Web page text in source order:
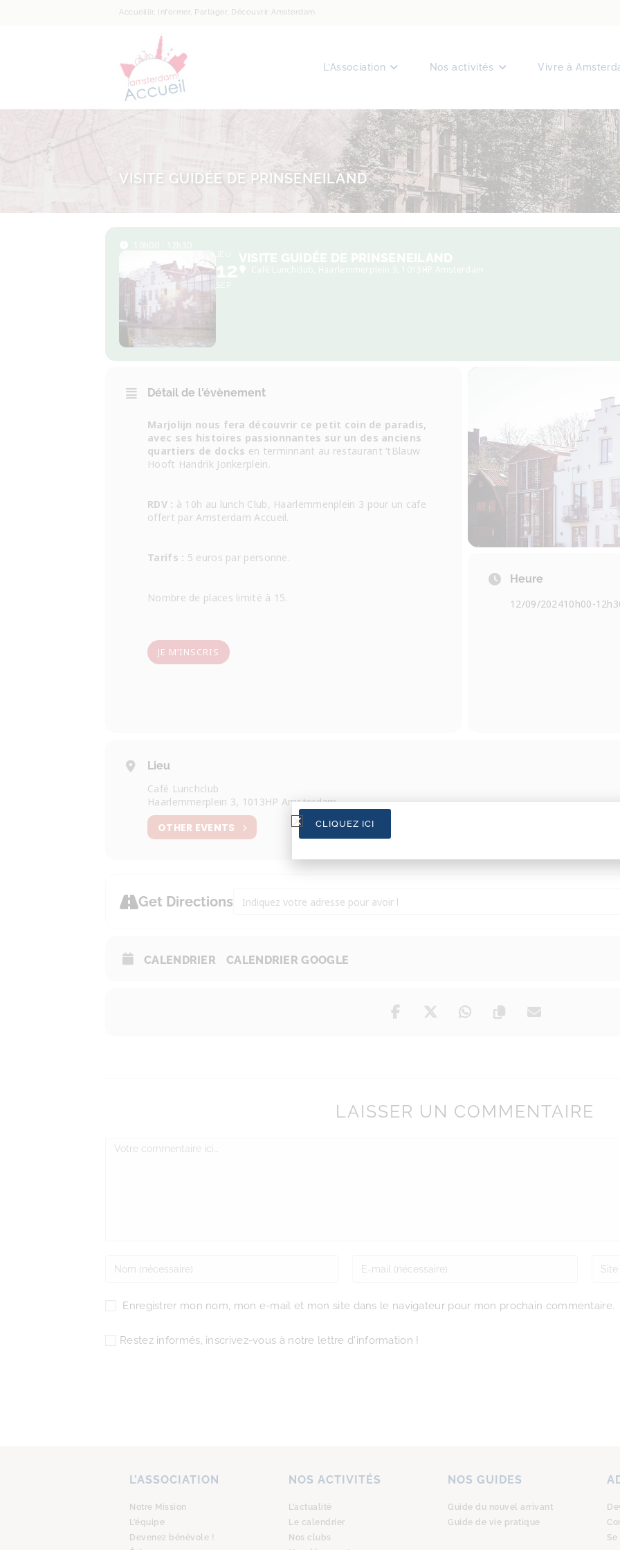
Accueillir, Informer, Partager, Découvrir Amsterdam
L’Association Nos activités Vivre à
VISITE GUIDÉE DE PRINSENEILAND
Détail de l'évènement
Marjolijn nous fera découvrir ce petit coin de paradis,
avec ses histoires passionnantes sur un des anciens
quartiers de docks en terminnant au restaurant ‘tBlauw
Hooft Handrik Jonkerplein.
RDV : à 10h au lunch Club, Haarlemmenplein 3 pour un cafe
offert par Amsterdam Accueil.
Tarifs : 5 euros par personne.
Nombre de places limité à 15.
JE M’INSCRIS
Heure
12/09/202410h00-
Lieu
Café Lunchclub
Haarlemmerplein 3, 1013HP Amsterdam
OTHER EVENTS
Get Directions Address - Visite guidée de prinseneiland [cjswoCPeI]
CALENDRIER CALENDRIER GOOGLE
LAISSER UN COMMENTAIRE
Enregistrer mon nom, mon e-mail et mon site dans le navigateur pour mon prochain commentaire.
Restez informés, inscrivez-vous à notre lettre d'information !
L’ASSOCIATION
Notre Mission
L’équipe
Devenez bénévole !
NOS ACTIVITÉS
L’actualité
Le calendrier
Nos clubs
NOS GUIDES
Guide du nouvel arrivant
Guide de vie pratique
CLIQUEZ ICI